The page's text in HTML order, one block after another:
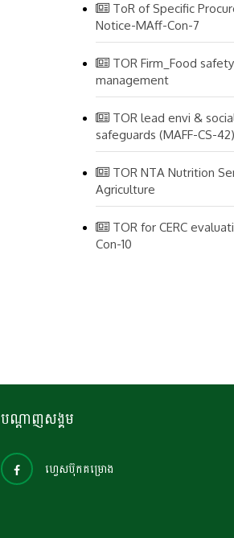
ToR of Specific
Notice-MAff-Con-7
TOR Firm_Food safety
management
TOR lead envi &
safeguards (MAFF-CS-42)
TOR NTA Nutrition
Agriculture
TOR for CERC
Con-10
បណ្តាញសង្គម
ហ្វេសប៊ុកគម្រោង